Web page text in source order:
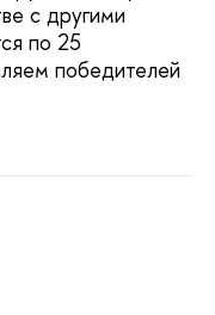
с другими
по 25
победителей